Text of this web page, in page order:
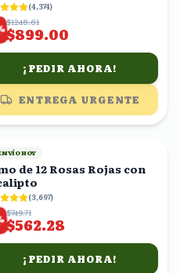
(4,374)
$1248.61
$899.00
¡PEDIR AHORA!
ENTREGA URGENTE
HOY
de 12 Rosas Rojas con
(3,697)
$749.71
$562.28
¡PEDIR AHORA!